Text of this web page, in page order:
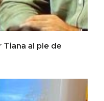
Tiana al ple de